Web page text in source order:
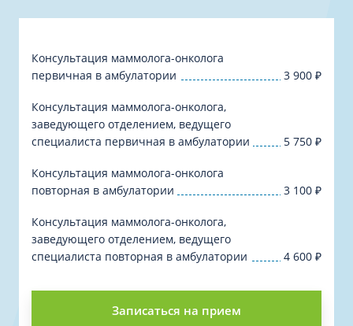
Консультация маммолога-онколога
первичная в амбулатории
3 900 ₽
Консультация маммолога-онколога,
заведующего отделением, ведущего
специалиста первичная в амбулатории
5 750 ₽
Консультация маммолога-онколога
повторная в амбулатории
3 100 ₽
Консультация маммолога-онколога,
заведующего отделением, ведущего
специалиста повторная в амбулатории
4 600 ₽
Записаться на прием